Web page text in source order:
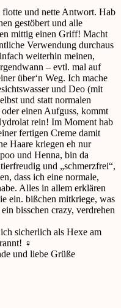
und nette Antwort. Hab
gestöbert und alle
mittig einen Griff! Macht
Verwendung durchaus
weiterhin meinen,
– evtl. mal auf
über‘n Weg. Ich mache
und Deo (mit
und statt normalen
einen Aufguss, kommt
rein! Im Moment hab
fertigen Creme damit
Haare kriegen eh nur
und Henna, bin da
und „schmerzfrei“,
dass ich eine normale,
Alles in allem erklären
ein. bißchen mitkriege, was
bisschen crazy, verdrehen
sicherlich als Hexe am
‍♀️
und liebe Grüße